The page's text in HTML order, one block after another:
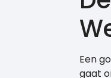
Een
gaat